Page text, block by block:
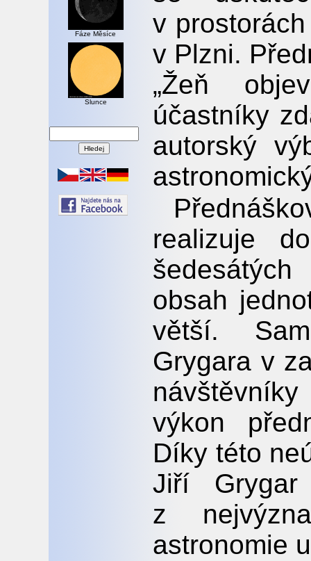
Fáze Měsíce
Slunce
v
v Plzni.
„Žeň
účastníky
autorský
realizuje
obsah
větší.
Grygara v
výkon
Díky této
Jiří Grygar
z
astronomie